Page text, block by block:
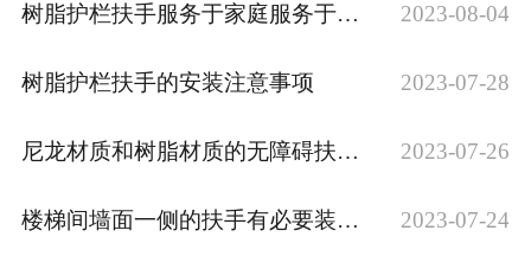
树脂护栏扶手服务于家庭服务于社区 2023-08-04
树脂护栏扶手的安装注意事项 2023-07-28
尼龙材质和树脂材质的无障碍扶手分别适用于哪些场合？ 2023-07-26
楼梯间墙面一侧的扶手有必要装吗？ 2023-07-24